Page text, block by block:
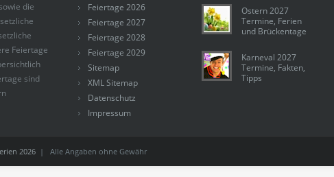
die
Feiertage
sind
Feiertage 2026
Feiertage 2027
Feiertage 2028
Feiertage 2029
Sitemap
XML Sitemap
Datenschutz
Impressum
Ostern 2027
Termine, Ferien
und Brückentage
Karneval 2027
Termine, Fakten,
Tipps
2026 | Alle Angaben ohne Gewähr